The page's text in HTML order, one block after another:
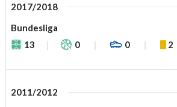
2017/2018
Bundesliga
13
0 0 2
2011/2012